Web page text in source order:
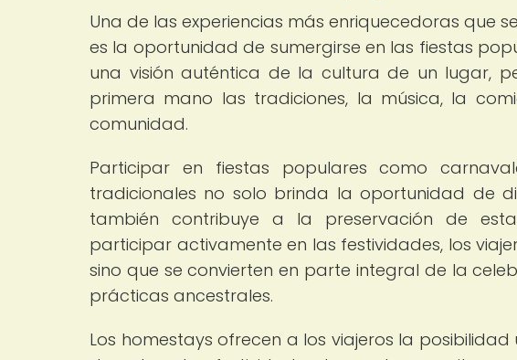
Una de las experiencias más enriquecedoras que
es la oportunidad de sumergirse en las fiestas
una visión auténtica de la cultura de un lugar,
primera mano las tradiciones, la música, la
comunidad.
Participar en fiestas populares como
tradicionales no solo brinda la oportunidad de
también contribuye a la preservación de
participar activamente en las festividades, los
sino que se convierten en parte integral de la
prácticas ancestrales.
Los homestays ofrecen a los viajeros la